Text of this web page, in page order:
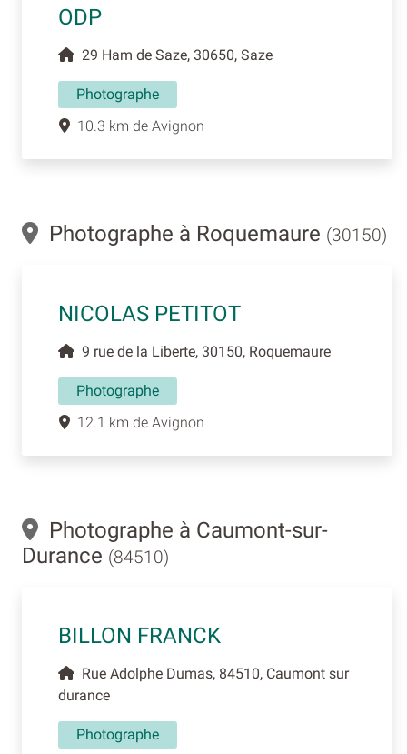
ODP
29 Ham de Saze, 30650, Saze
Photographe
10.3 km de Avignon
Photographe à Roquemaure (30150)
NICOLAS PETITOT
9 rue de la Liberte, 30150, Roquemaure
Photographe
12.1 km de Avignon
Photographe à Caumont-sur-
Durance (84510)
BILLON FRANCK
Rue Adolphe Dumas, 84510, Caumont sur
durance
Photographe